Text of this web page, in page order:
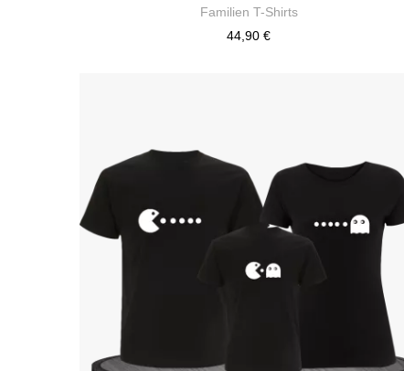
Familien T-Shirts
44,90 €